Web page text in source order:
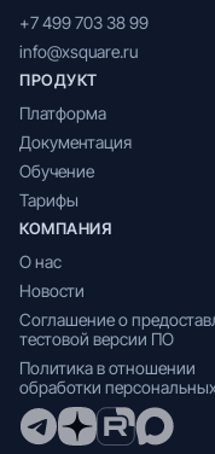
+7 499 703 38 99
info@xsquare.ru
ПРОДУКТ
Платформа
Документация
Обучение
Тарифы
КОМПАНИЯ
О нас
Новости
Соглашение о
тестовой версии ПО
Политика в отношении
обработки